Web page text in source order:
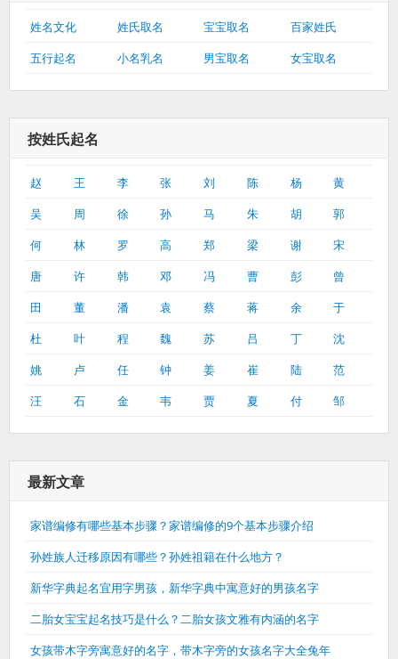
姓名文化 姓氏取名 宝宝取名
百家姓氏
五行起名
小名乳名 男宝取名 女宝取名
按姓氏起名
赵 王 李 张 刘 陈 杨
黄
吴
周 徐 孙 马 朱 胡
郭
何
林 罗 高 郑 梁 谢
宋
唐
许 韩 邓 冯 曹 彭
曾
田
董 潘 袁 蔡 蒋 余
于
杜
叶 程 魏 苏 吕 丁
沈
姚
卢 任 钟 姜 崔 陆
范
汪
石 金 韦 贾 夏 付 邹
最新文章
家谱编修有哪些基本步骤？家谱编修的9个基本步骤介绍
孙姓族人迁移原因有哪些？孙姓祖籍在什么地方？
新华字典起名宜用字男孩，新华字典中寓意好的男孩名字
二胎女宝宝起名技巧是什么？二胎女孩文雅有内涵的名字
女孩带木字旁寓意好的名字，带木字旁的女孩名字大全兔年